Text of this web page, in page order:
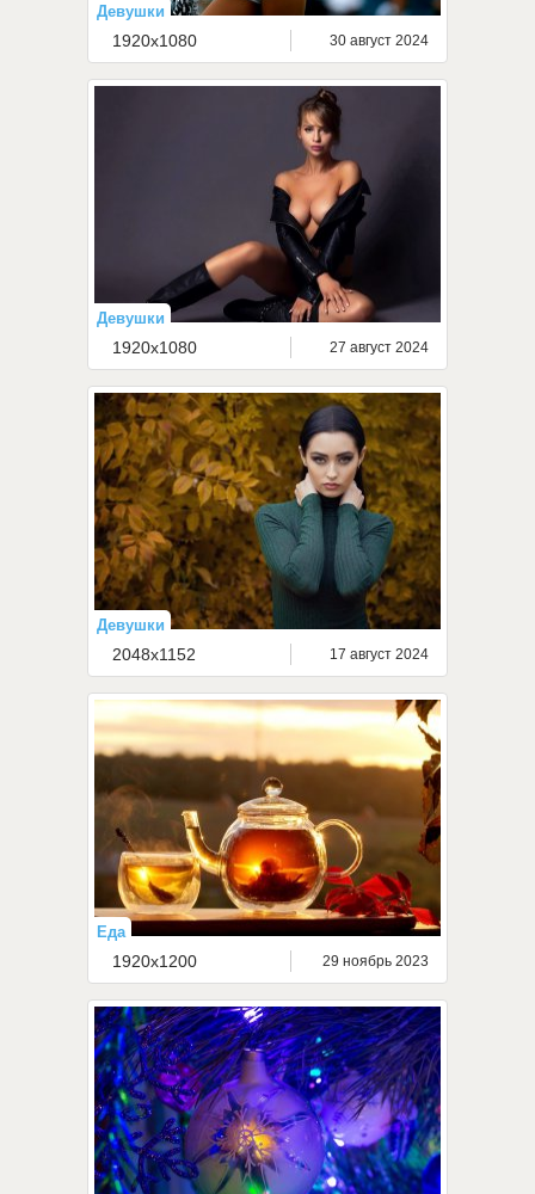
Девушки
1920x1080 30 август 2024
Девушки
1920x1080 27 август 2024
Девушки
2048x1152 17 август 2024
Еда
1920x1200 29 ноябрь 2023